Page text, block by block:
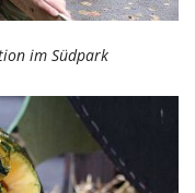
im Südpark